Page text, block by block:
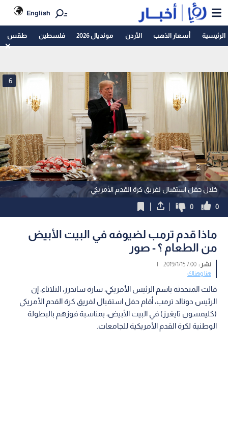
English
الرئيسية أسعار الذهب الأردن مونديال 2026 فلسطين طقس
خلال حفل استقبال لفريق كرة القدم الأمريكي
6
0
0
ماذا قدم ترمب لضيوفه في البيت الأبيض
من الطعام ؟ - صور
نشر :7:00 2019/1/15
|
هنا وهناك
قالت المتحدثة باسم الرئيس الأمريكي، سارة ساندرز، الثلاثاء، إن
الرئيس دونالد ترمب، أقام حفل استقبال لفريق كرة القدم الأمريكي
(كليمسون تايغرز) في البيت الأبيض، بمناسبة فوزهم بالبطولة
الوطنية لكرة القدم الأمريكية للجامعات.